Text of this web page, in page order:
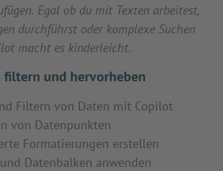
Egal ob du mit Texten arbeitest,
durchführst oder komplexe Suchen
macht es kinderleicht.
filtern und hervorheben
Filtern von Daten mit Copilot
von Datenpunkten
Formatierungen erstellen
Datenbalken anwenden